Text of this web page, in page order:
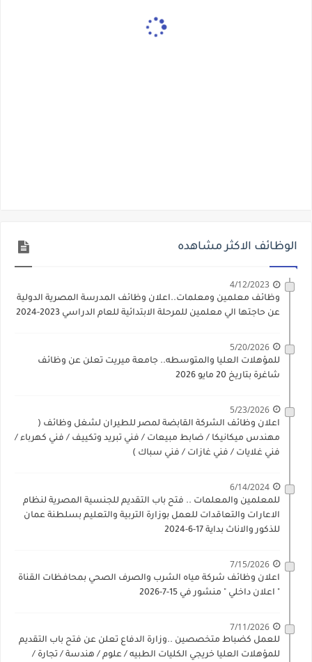
الوظائف الاكثر مشاهده
4/12/2023
وظائف معلمين ومعلمات..اعلان وظائف المدرسة المصرية الدولية
عن حاجتها الي معلمين للمرحلة الابتدائية للعام الدراسي 2023-2024
5/20/2026
للمؤهلات العليا والمتوسطه.. جامعة ميريت تعلن عن وظائف
شاغرة بتاريخ 20 مايو 2026
5/23/2026
اعلان وظائف الشركة القابضة لمصر للطيران لشغل وظائف (
مهندس ميكانيكا / ضابط مبيعات / فني تبريد وتكييف / فني كهرباء /
فني غلايات / فني غازات / فني سباك )
6/14/2024
للمعلمين والمعلمات .. فتح باب التقديم للجنسية المصرية لنظام
الاعارات والتعاقدات للعمل بوزارة التربية والتعليم بسلطنة عمان
للذكور والاناث بداية 17-6-2024
7/15/2026
اعلان وظائف شركة مياه الشرب والصرف الصحي بمحافظات القناة
" اعلان داخلي " منشور في 15-7-2026
7/11/2026
للعمل كضباط متخصصين ..وزارة الدفاع تعلن عن فتح باب التقديم
للمؤهلات العليا خريجي الكليات الطبيه / علوم / هندسة / تجارة /